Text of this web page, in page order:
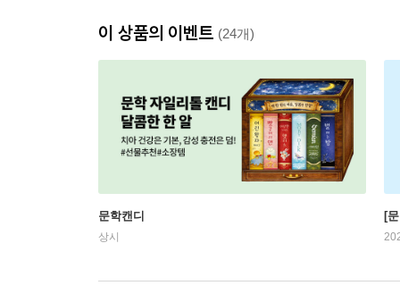
이 상품의 이벤트 (24개)
문학캔디
상시
[